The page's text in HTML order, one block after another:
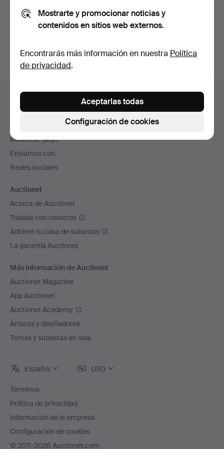
Crear cuenta
pie
de
página
Ayuda y contacto
Contacta con el servicio de atención al cliente
Todas las casas de subastas
Modos de pago
Enviamos con
Redes sociales
Auctionet
Acerca de Auctionet
Trabaja con nosotros
Adhiere tu casa de subastas
La garantía Auctionet
Más información de Auctionet
Auctionet Magazine
App Auctionet
Auctionet Academy
Artistas y diseñadores
Temas y subastas en sala
Español USD
Términos
Política de privacidad
Información de la empresa
Configuración de cookies
© 2011-2026 Auctionet.com
Mostrarte y promocionar noticias y
contenidos en sitios web externos.
Encontrarás más información en nuestra Política
de privacidad.
Configuración de cookies
Aceptarlas todas